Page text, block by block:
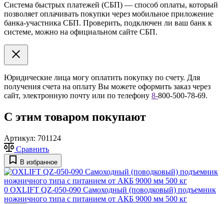
Система быстрых платежей (СБП) — способ оплаты, который
позволяет оплачивать покупки через мобильное приложение
банка-участника СБП. Проверить, подключен ли ваш банк к
системе, можно на официальном сайте СБП.
Юридические лица могу оплатить покупку по счету. Для
получения счета на оплату Вы можете оформить заказ через
сайт, электронную почту или по телефону 8-800-500-78-69.
С этим товаром покупают
Артикул: 701124
Сравнить
В избранное
0 OXLIFT QZ-050-090 Самоходный (поводковый) подъемник
ножничного типа с питанием от АКБ 9000 мм 500 кг